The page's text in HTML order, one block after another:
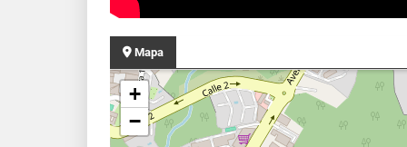
Mapa
+
−